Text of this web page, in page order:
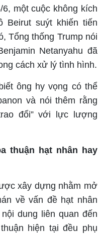
một cuộc không kích
Beirut suýt khiến tiến
Tổng thống Trump nói
Netanyahu đã
cách xử lý tình hình.
ông hy vọng có thể
và nói thêm rằng
đổi” với lực lượng
thuận hạt nhân hay
xây dựng nhằm mở
về vấn đề hạt nhân
dung liên quan đến
hiện tại đều phụ